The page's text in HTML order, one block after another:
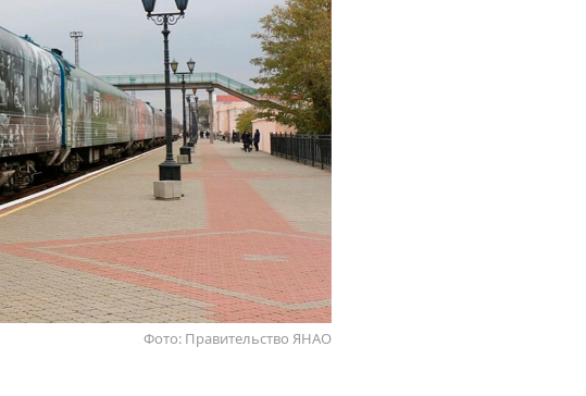
Фото: Правительство ЯНАО